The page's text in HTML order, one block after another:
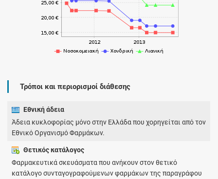
Τρόποι και περιορισμοί διάθεσης
Εθνική άδεια
Άδεια κυκλοφορίας μόνο στην Ελλάδα που χορηγείται από τον
Εθνικό Οργανισμό Φαρμάκων.
Θετικός κατάλογος
Φαρμακευτικά σκευάσματα που ανήκουν στον θετικό
κατάλογο συνταγογραφούμενων φαρμάκων της παραγράφου